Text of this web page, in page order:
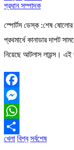
প্রধান সম্পাদক
স্পোর্টস ডেস্ক :শেষ ষোলোর
প্রথমার্ধে কানাডার দাপট
নিয়েছে আটলাস লায়ন্স। এই
Facebook
Messenger
WhatsApp
Share
খেলা বিশ্ব সর্বশেষ